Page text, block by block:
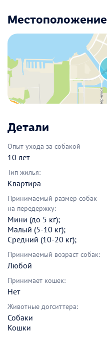
Местоположение
Детали
Опыт ухода за собакой
10 лет
Тип жилья:
Квартира
Принимаемый размер собак
на передержку:
Мини (до 5 кг);
Малый (5-10 кг);
Средний (10-20 кг);
Принимаемый возраст собак:
Любой
Принимает кошек:
Нет
Животные догситтера:
Собаки
Кошки